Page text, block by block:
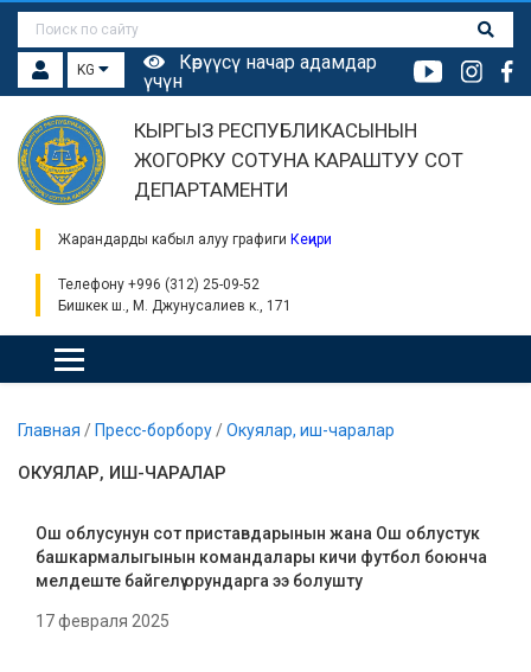
KG
Көрүүсү начар адамдар
үчүн
КЫРГЫЗ РЕСПУБЛИКАСЫНЫН
ЖОГОРКУ СОТУНА КАРАШТУУ СОТ
ДЕПАРТАМЕНТИ
Жарандарды кабыл алуу графиги Кеңири
Телефону +996 (312) 25-09-52
Бишкек ш., М. Джунусалиев к., 171
Главная / Пресс-борбору /Окуялар, иш-чаралар
ОКУЯЛАР, ИШ-ЧАРАЛАР
Ош облусунун сот приставдарынын жана Ош облустук
башкармалыгынын командалары кичи футбол боюнча
мелдеште байгелүү орундарга ээ болушту
17 февраля 2025